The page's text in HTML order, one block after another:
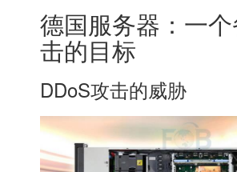
德国服务器 ：一
击的目标
DDoS攻击的威胁